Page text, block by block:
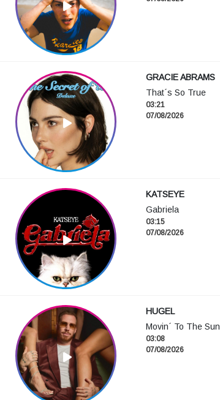
GRACIE ABRAMS
That´s So True
03:21
07/08/2026
KATSEYE
Gabriela
03:15
07/08/2026
HUGEL
Movin´ To The Sun
03:08
07/08/2026